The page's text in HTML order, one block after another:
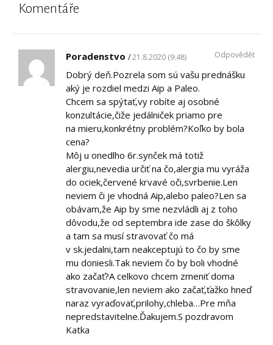
Komentáře
Poradenstvo 21.8.2020 (9:48)
Dobrý deň.Pozrela som sú vašu prednášku
aký je rozdiel medzi Aip a Paleo.
Chcem sa spýtať,vy robíte aj osobné
konzultácie,čiže jedálniček priamo pre
na mieru,konkrétny problém?Koľko by bola
cena?
Môj u onedlho 6r.synček má totiž
alergiu,nevedia určiť na čo,alergia mu vyráža
do ociek,červené krvavé oči,svrbenie.Len
neviem či je vhodná Aip,alebo paleo?Len sa
obávam,že Aip by sme nezvládli aj z toho
dôvodu,že od septembra ide zase do škôlky
a tam sa musí stravovať čo má
v sk.jedalni,tam neakceptujú to čo by sme
mu doniesli.Tak neviem čo by boli vhodné
ako začať?A celkovo chcem zmeniť doma
stravovanie,len neviem ako začať,ťažko hneď
naraz vyraďovať,prilohy,chleba…Pre mňa
nepredstavitelne.Ďakujem.S pozdravom
Katka
Odpovědět